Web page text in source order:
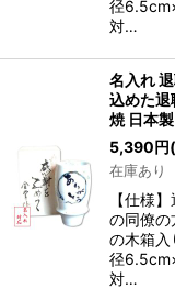
径
対…
名入れ
込めた退
焼 日本
5,390円
在庫あり
【仕様
の同僚の
の木箱入
径
対…